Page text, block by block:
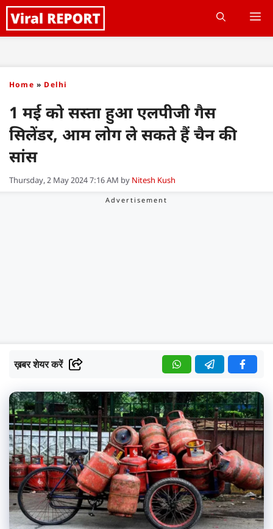
Skip
to
Home » Delhi
1 मई को सस्ता हुआ एलपीजी गैस
सिलेंडर, आम लोग ले सकते हैं चैन की
सांस
Thursday, 2 May 2024 7:16 AM by Nitesh Kush
ख़बर शेयर करें